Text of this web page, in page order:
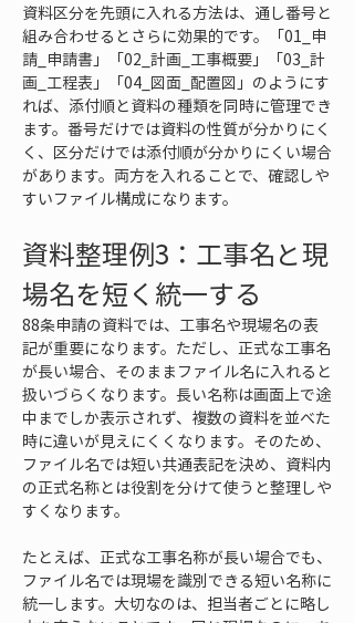
資料区分を先頭に入れる方法は、通し番号と
組み合わせるとさらに効果的です。「01_申
請_申請書」「02_計画_工事概要」「03_計
画_工程表」「04_図面_配置図」のようにす
れば、添付順と資料の種類を同時に管理でき
ます。番号だけでは資料の性質が分かりにく
く、区分だけでは添付順が分かりにくい場合
があります。両方を入れることで、確認しや
すいファイル構成になります。
資料整理例3：工事名と現
場名を短く統一する
88条申請の資料では、工事名や現場名の表
記が重要になります。ただし、正式な工事名
が長い場合、そのままファイル名に入れると
扱いづらくなります。長い名称は画面上で途
中までしか表示されず、複数の資料を並べた
時に違いが見えにくくなります。そのため、
ファイル名では短い共通表記を決め、資料内
の正式名称とは役割を分けて使うと整理しや
すくなります。
たとえば、正式な工事名称が長い場合でも、
ファイル名では現場を識別できる短い名称に
統一します。大切なのは、担当者ごとに略し